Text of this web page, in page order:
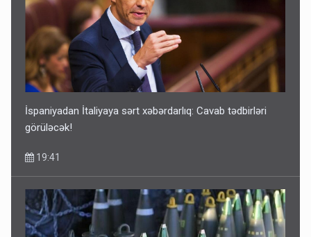
İspaniyadan İtaliyaya sərt xəbərdarlıq: Cavab tədbirləri
görüləcək!
19:41